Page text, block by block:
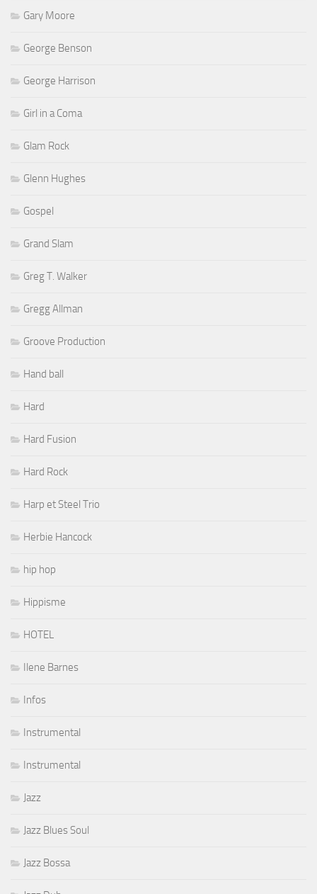
Gary Moore
George Benson
George Harrison
Girl in a Coma
Glam Rock
Glenn Hughes
Gospel
Grand Slam
Greg T. Walker
Gregg Allman
Groove Production
Hand ball
Hard
Hard Fusion
Hard Rock
Harp et Steel Trio
Herbie Hancock
hip hop
Hippisme
HOTEL
Ilene Barnes
Infos
Instrumental
Instrumental
Jazz
Jazz Blues Soul
Jazz Bossa